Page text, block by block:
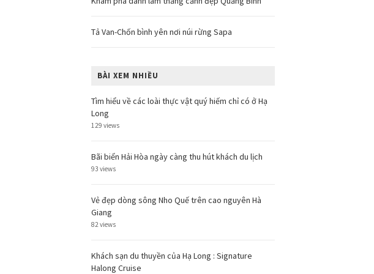
Tả Van-Chốn bình yên nơi núi rừng Sapa
BÀI XEM NHIỀU
Tìm hiểu về các loài thực vật quý hiếm chỉ có ở Hạ
Long
129 views
Bãi biển Hải Hòa ngày càng thu hút khách du lịch
93 views
Vẻ đẹp dòng sông Nho Quế trên cao nguyên Hà
Giang
82 views
Khách sạn du thuyền của Hạ Long : Signature
Halong Cruise